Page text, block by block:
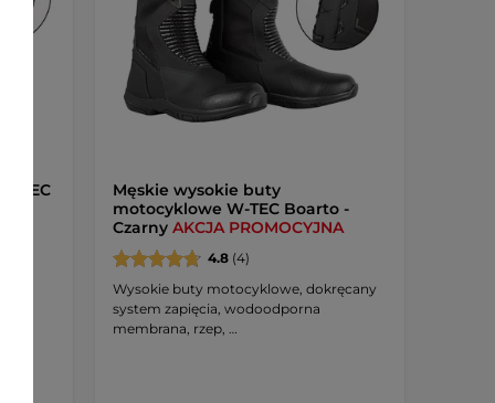
TEC
Męskie wysokie buty
motocyklowe W-TEC Boarto -
Czarny AKCJA PROMOCYJNA
4.8(4)
Wysokie buty motocyklowe, dokręcany
system zapięcia, wodoodporna
membrana, rzep, …